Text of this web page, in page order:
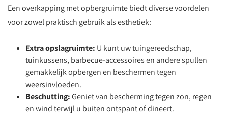
Een overkapping met opbergruimte biedt diverse voordelen
voor zowel praktisch gebruik als esthetiek:
Extra opslagruimte: U kunt uw tuingereedschap,
tuinkussens, barbecue-accessoires en andere spullen
gemakkelijk opbergen en beschermen tegen
weersinvloeden.
Beschutting:Geniet van bescherming tegen zon, regen
en wind terwijl u buiten ontspant of dineert.